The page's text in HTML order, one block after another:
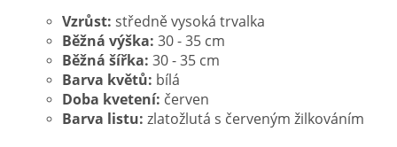
Vzrůst: středně vysoká trvalka
Běžná výška: 30 - 35 cm
Běžná šířka: 30 - 35 cm
Barva květů: bílá
Doba kvetení: červen
Barva listu: zlatožlutá s červeným žilkováním